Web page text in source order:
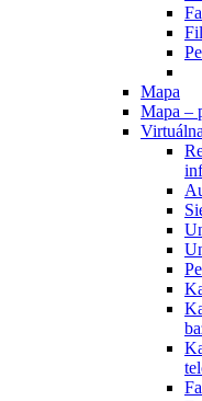
Mapa
Mapa –